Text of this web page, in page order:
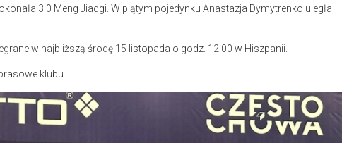
3:0 Meng Jiaqgi. W piątym pojedynku Anastazja Dymytrenko uległa
w najbliższą środę 15 listopada o godz. 12:00 w Hiszpanii.
klubu